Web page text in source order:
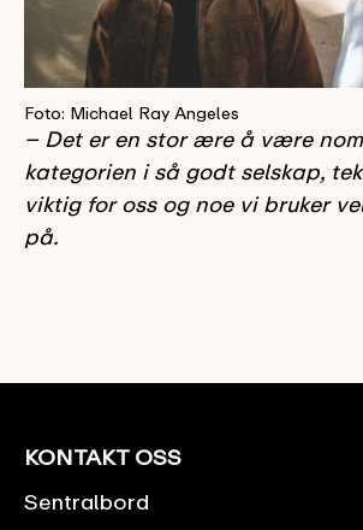
Foto: Michael Ray Angeles
– Det er en stor ære å være
kategorien i så godt selskap,
viktig for oss og noe vi bruker
på.
KONTAKT OSS
Sentralbord